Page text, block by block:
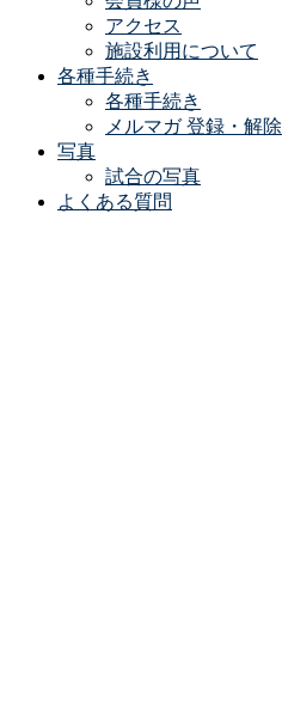
アクセス
施設利用について
各種手続き
各種手続き
メルマガ 登録・解除
写真
試合の写真
よくある質問